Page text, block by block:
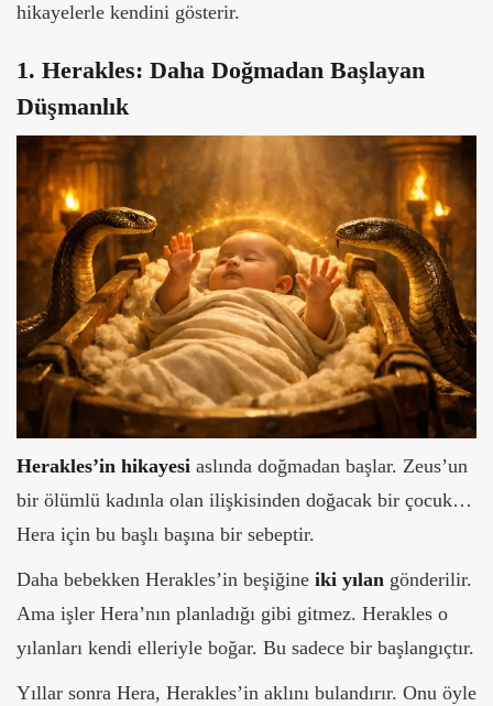
hikayelerle kendini gösterir.
1. Herakles: Daha Doğmadan Başlayan
Düşmanlık
Herakles’in hikayesi aslında doğmadan başlar. Zeus’un
bir ölümlü kadınla olan ilişkisinden doğacak bir çocuk…
Hera için bu başlı başına bir sebeptir.
Daha bebekken Herakles’in beşiğine iki yılan gönderilir.
Ama işler Hera’nın planladığı gibi gitmez. Herakles o
yılanları kendi elleriyle boğar. Bu sadece bir başlangıçtır.
Yıllar sonra Hera, Herakles’in aklını bulandırır. Onu öyle